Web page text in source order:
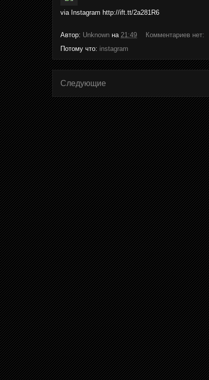
via Instagram http://ift.tt/2a281R6
Автор: Unknown на 21:49
Комментариев нет:
Потому что: instagram
Следующие